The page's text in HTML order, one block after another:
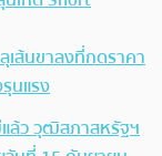
ส้นขาลงที่กดราคา
นแรง
แล้ว วุฒิสภาสหรัฐฯ